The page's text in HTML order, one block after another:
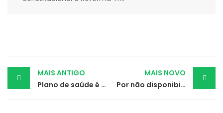
Post
navigation
MAIS ANTIGO
Plano de saúde é ordenado a pagar cetamina para paciente com depressão
MAIS NOVO
Por não disponibilizar acompanhamento obstétrico, plano indenizará gestante